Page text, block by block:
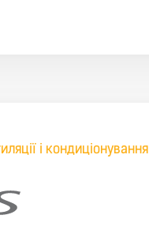
і кондиціонування